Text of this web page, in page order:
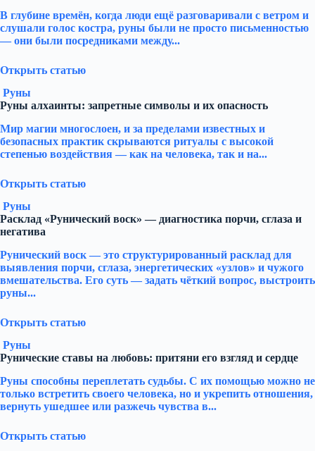
В глубине времён, когда люди ещё разговаривали с ветром и
слушали голос костра, руны были не просто письменностью
— они были посредниками между...
Открыть статью
Руны
Руны алхаинты: запретные символы и их опасность
Мир магии многослоен, и за пределами известных и
безопасных практик скрываются ритуалы с высокой
степенью воздействия — как на человека, так и на...
Открыть статью
Руны
Расклад «Рунический воск» — диагностика порчи, сглаза и
негатива
Рунический воск — это структурированный расклад для
выявления порчи, сглаза, энергетических «узлов» и чужого
вмешательства. Его суть — задать чёткий вопрос, выстроить
руны...
Открыть статью
Руны
Рунические ставы на любовь: притяни его взгляд и сердце
Руны способны переплетать судьбы. С их помощью можно не
только встретить своего человека, но и укрепить отношения,
вернуть ушедшее или разжечь чувства в...
Открыть статью